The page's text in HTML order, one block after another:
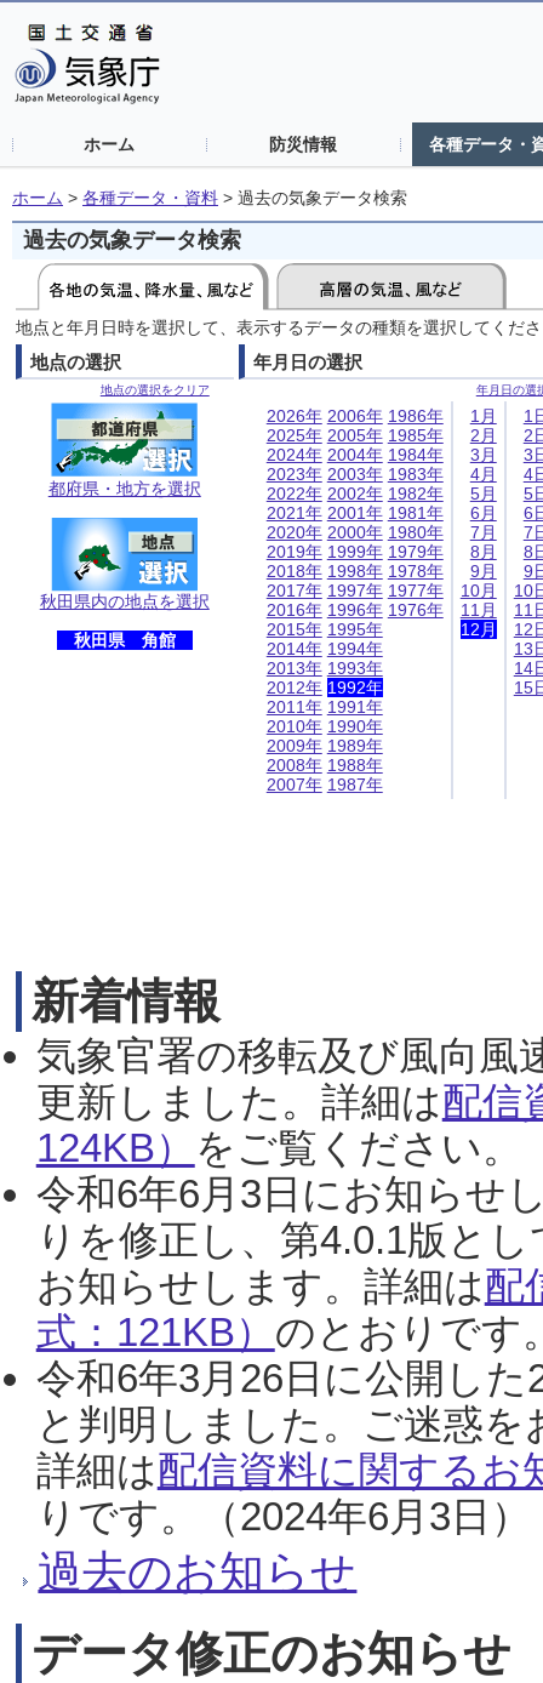
ホーム 防災情報 各種データ・
ホーム > 各種データ・資料 > 過去の気象データ検索
過去の気象データ検索
地点と年月日時を選択して、表示するデータの種類を選択してくだ
地点の選択
地点の選択をクリア
都府県・地方を選択
秋田県内の地点を選択
秋田県 角館
年月日の選択
年月日の選
2026年
2025年
2024年
2023年
2022年
2021年
2020年
2019年
2018年
2017年
2016年
2015年
2014年
2013年
2012年
2011年
2010年
2009年
2008年
2007年
2006年
2005年
2004年
2003年
2002年
2001年
2000年
1999年
1998年
1997年
1996年
1995年
1994年
1993年
1992年
1991年
1990年
1989年
1988年
1987年
1986年
1985年
1984年
1983年
1982年
1981年
1980年
1979年
1978年
1977年
1976年
1月
2月
3月
4月
5月
6月
7月
8月
9月
10月
11月
12月
1
2
3
4
5
6
7
8
9
10
11
12
13
14
15
新着情報
気象官署の移転及び風向風
更新しました。詳細は配信
124KB） をご覧ください。
令和6年6月3日にお知らせ
りを修正し、第4.0.1版と
お知らせします。詳細は配
式：121KB） のとおりです
令和6年3月26日に公開し
と判明しました。ご迷惑
詳細は配信資料に関するお
りです。（2024年6月3日）
過去のお知らせ
データ修正のお知らせ